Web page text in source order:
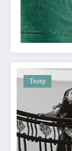
Театр